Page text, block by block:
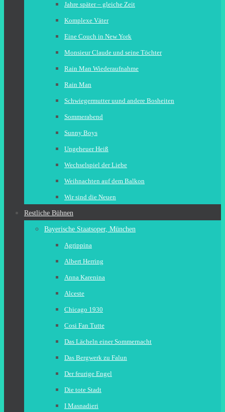
Jahre später – gleiche Zeit
Komplexe Väter
Eine Couch in New York
Monsieur Claude und seine Töchter
Rain Man Wiederaufnahme
Rain Man
Schwiegermutter uund andere Bosheiten
Sommerabend
Sunny Boys
Ungeheuer Heiß
Wechselspiel der Liebe
Weihnachten auf dem Balkon
Wir sind die Neuen
Restliche Bühnen
Bayerische Staatsoper, München
Agrippina
Albert Herring
Anna Karenina
Alceste
Chicago 1930
Cosi Fan Tutte
Das Lächeln einer Sommernacht
Das Bergwerk zu Falun
Der feurige Engel
Die tote Stadt
I Masnadieri